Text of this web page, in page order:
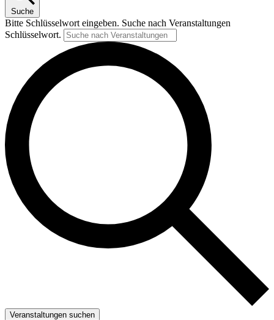
Suche
Bitte Schlüsselwort eingeben. Suche nach Veranstaltungen
Schlüsselwort.
Veranstaltungen suchen